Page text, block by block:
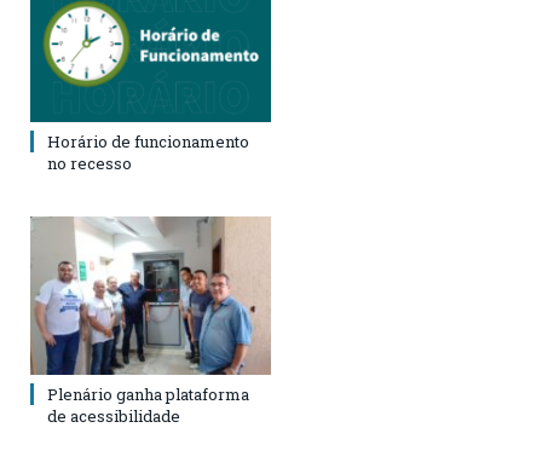
Horário de funcionamento
no recesso
Plenário ganha plataforma
de acessibilidade